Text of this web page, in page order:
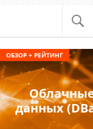
данных
ОБЗОР + РЕЙТИНГ